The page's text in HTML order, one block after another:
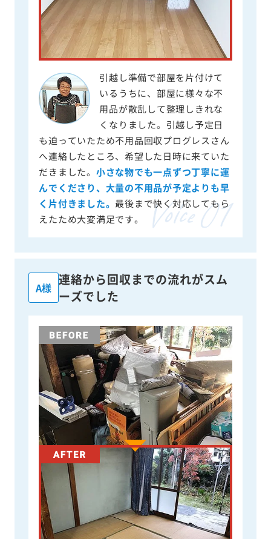
引越し準備で部屋を片付けて
いるうちに、部屋に様々な不
用品が散乱して整理しきれな
くなりました。引越し予定日
も迫っていたため不用品回収プログレスさん
へ連絡したところ、希望した日時に来ていた
だきました。 小さな物でも一点ずつ丁寧に運
んでくださり、大量の不用品が予定よりも早
く片付きました。 最後まで快く対応してもら
えたため大変満足です。
A様
連絡から回収までの流れがスム
ーズでした